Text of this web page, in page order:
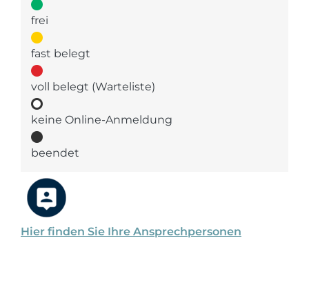
Hier finden Sie Ihre Ansprechpersonen
frei
fast belegt
voll belegt (Warteliste)
keine Online-Anmeldung
beendet